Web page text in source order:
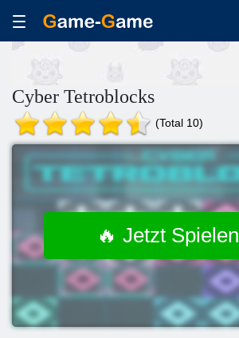
Cyber ​​Tetroblocks
(Total 10)
🔥 Jetzt Spielen